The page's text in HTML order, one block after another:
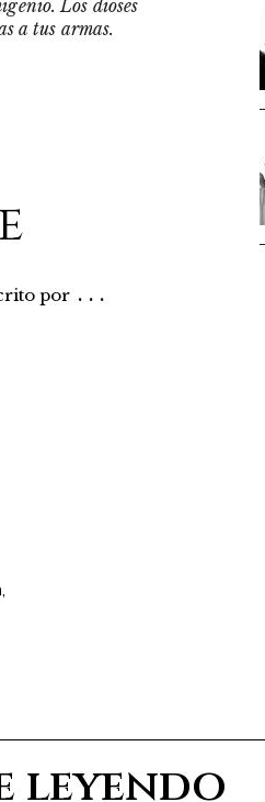
Los dioses
a tus armas.
por ...
leyendo